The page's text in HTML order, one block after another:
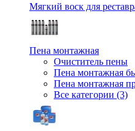
Мягкий воск для
Пена монтажная
Очиститель пены
Пена монтажная
Пена монтажная
Все категории (3)